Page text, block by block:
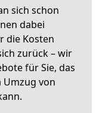
sich schon
dabei
die Kosten
zurück – wir
für Sie, das
von